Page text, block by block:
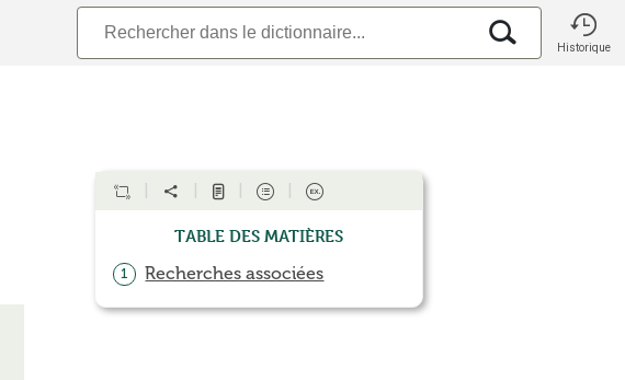
Historique
Table des matières
1 Recherches associées